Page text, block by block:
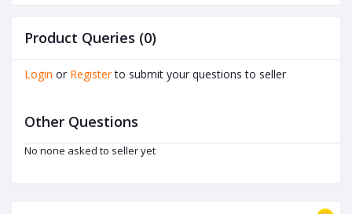
Product Queries (0)
Login or Register to submit your questions to seller
Other Questions
No none asked to seller yet